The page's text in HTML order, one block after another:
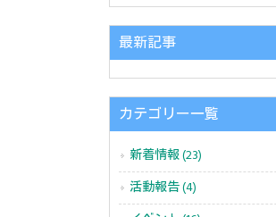
最新記事
カテゴリー一覧
新着情報 (23)
活動報告 (4)